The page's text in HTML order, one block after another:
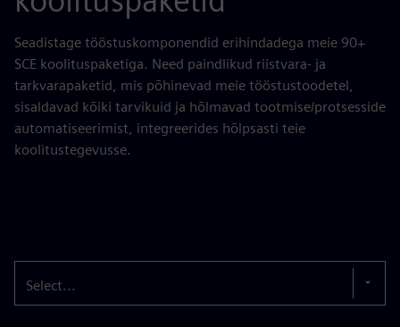
Seadistage tööstuskomponendid erihindadega meie 90+
SCE koolituspaketiga. Need paindlikud riistvara- ja
tarkvarapaketid, mis põhinevad meie tööstustoodetel,
sisaldavad kõiki tarvikuid ja hõlmavad tootmise/protsesside
automatiseerimist, integreerides hõlpsasti teie
koolitustegevusse.
Select...